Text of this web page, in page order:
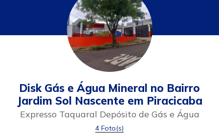
Disk Gás e Água Mineral no Bairro
Jardim Sol Nascente em Piracicaba
Expresso Taquaral Depósito de Gás e Água
4 Foto(s)